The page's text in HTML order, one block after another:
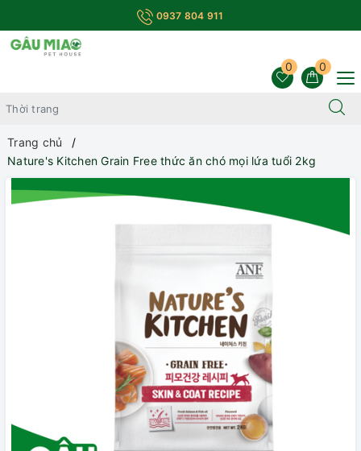
0937 804 911
0
0
Trang chủ
Nature's Kitchen Grain Free thức ăn chó mọi lứa tuổi 2kg